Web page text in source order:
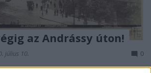
az Andrássy úton!
július 10. 0